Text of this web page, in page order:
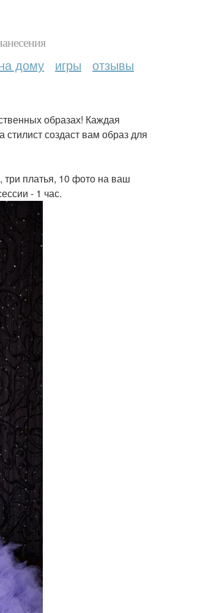
дому игры отзывы
образах! Каждая
создаст вам образ для
три платья, 10 фото на ваш
- 1 час.